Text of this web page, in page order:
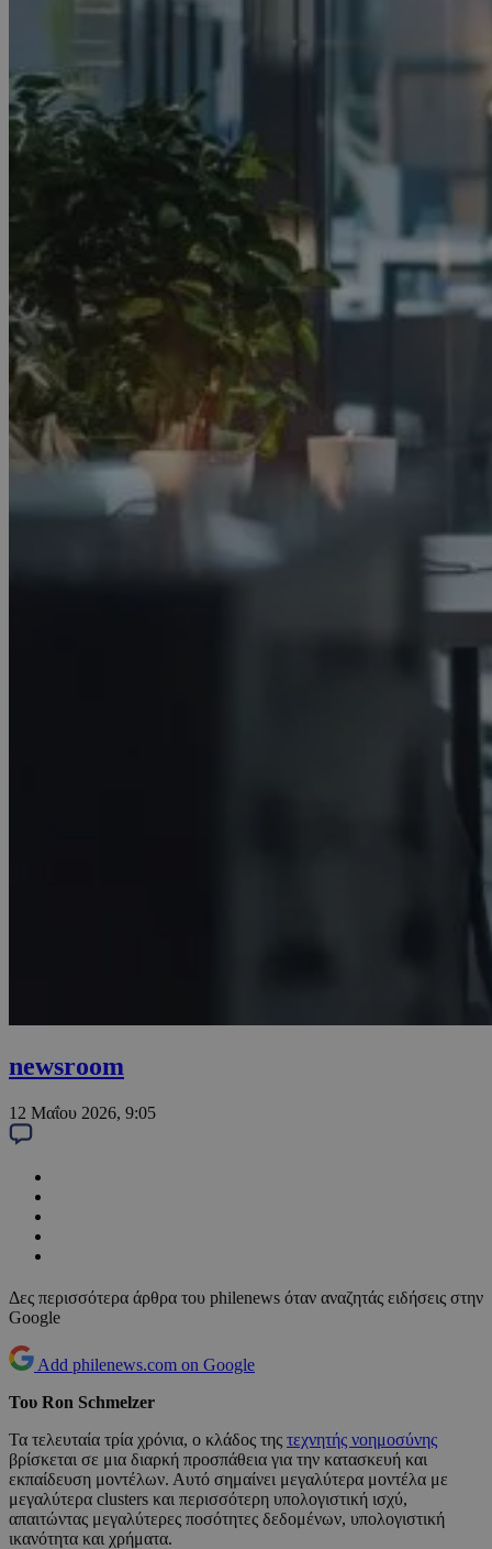
newsroom
12 Μαΐου 2026, 9:05
Δες περισσότερα άρθρα του philenews όταν αναζητάς ειδήσεις στην
Google
Add philenews.com on Google
Του Ron Schmelzer
Τα τελευταία τρία χρόνια, ο κλάδος της τεχνητής νοημοσύνης
βρίσκεται σε μια διαρκή προσπάθεια για την κατασκευή και
εκπαίδευση μοντέλων. Αυτό σημαίνει μεγαλύτερα μοντέλα με
μεγαλύτερα clusters και περισσότερη υπολογιστική ισχύ,
απαιτώντας μεγαλύτερες ποσότητες δεδομένων, υπολογιστική
ικανότητα και χρήματα.